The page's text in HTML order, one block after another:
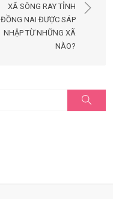
XÃ SÔNG RAY TỈNH
ĐỒNG NAI ĐƯỢC SÁP
NHẬP TỪ NHỮNG XÃ
NÀO?
kiếm